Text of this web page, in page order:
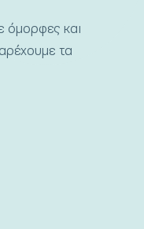
όμορφες και
τα